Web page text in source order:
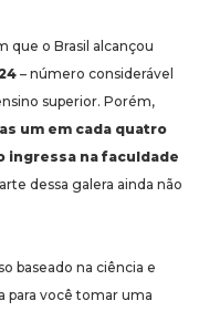
que o Brasil alcançou
– número considerável
superior. Porém,
um em cada quatro
ingressa na faculdade
dessa galera ainda não
baseado na ciência e
para você tomar uma